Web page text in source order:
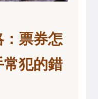
票券怎
犯的錯